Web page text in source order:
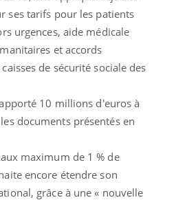
ses tarifs pour les patients
urgences, aide médicale
et accords
de sécurité sociale des
10 millions d'euros à
documents présentés en
maximum de 1 % de
encore étendre son
grâce à une « nouvelle